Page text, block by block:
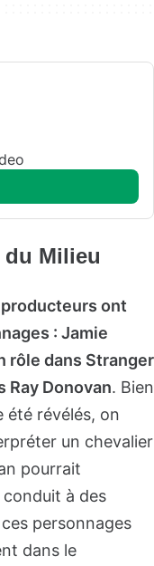
du Milieu
ont
: Jamie
rôle dans Stranger
Ray Donovan. Bien
été révélés, on
un chevalier
pourrait
conduit à des
personnages
dans le